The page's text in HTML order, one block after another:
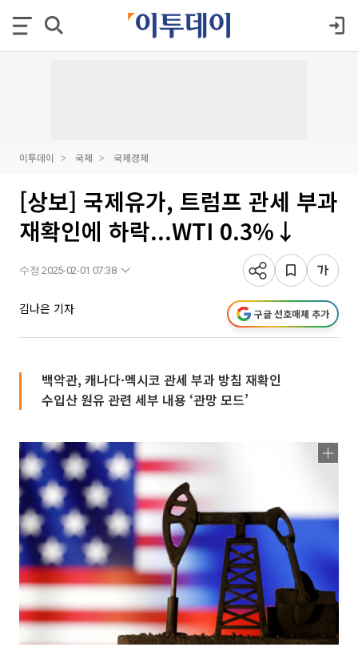
이투데이 국제 국제경제
[상보] 국제유가, 트럼프 관세 부과
재확인에 하락...WTI 0.3%↓
수정 2025-02-01 07:38
김나은 기자 구글 선호매체 추가
백악관, 캐나다·멕시코 관세 부과 방침 재확인
수입산 원유 관련 세부 내용 ‘관망 모드’